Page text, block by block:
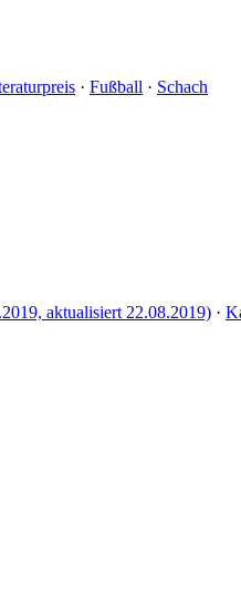
· Fußball · Schach
aktualisiert 22.08.2019) ·